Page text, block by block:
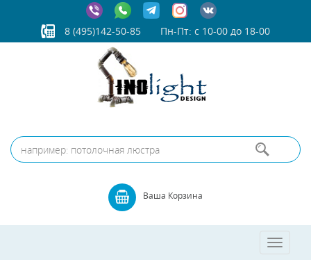
8 (495)142-50-85 Пн-Пт: с 10-00 до 18-00
Ваша Корзина
Toggle